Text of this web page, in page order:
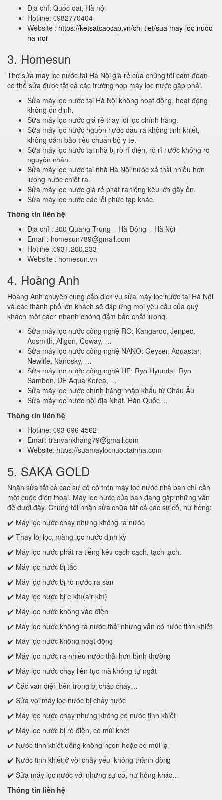
Địa chỉ: Quốc oai, Hà nội
Hotline: 0982770404
Website : https://ketsatcaocap.vn/chi-tiet/sua-may-loc-nuoc-
ha-noi
3. Homesun
Thợ sửa máy lọc nước tại Hà Nội giá rẻ của chúng tôi cam đoan
có thể sửa được tất cả các trường hợp máy lọc nước gặp phải.
Sửa máy lọc nước tại Hà Nội không hoạt động, hoạt động
không ổn định.
Sửa máy lọc nước giá rẻ thay lõi lọc chính hãng.
Sửa máy lọc nước nguồn nước đầu ra không tinh khiết,
không đảm bảo tiêu chuẩn bộ y tế.
Sửa máy lọc nước tại nhà bị rò rỉ điện, rò rỉ nước không rõ
nguyên nhân.
Sửa máy lọc nước tại nhà Hà Nội nước xả thải nhiều hơn
lượng nước chiết ra.
Sửa máy lọc nước giá rẻ phát ra tiếng kêu lớn gây ồn.
Sửa máy lọc nước các lỗi phức tạp khác.
Thông tin liên hệ
Địa chỉ : 200 Quang Trung – Hà Đông – Hà Nội
Email : homesun789@gmail.com
Hotline :0931.200.233
Website : homesun.vn
4. Hoàng Anh
Hoàng Anh chuyên cung cấp dịch vụ sửa máy lọc nước tại Hà Nội
và các thành phố lớn khách sẽ đáp ứng mọi yêu cầu của quý
khách một cách nhanh chóng đảm bảo chất lượng.
Sửa máy lọc nước công nghệ RO: Kangaroo, Jenpec,
Aosmith, Aligon, Coway, …
Sửa máy lọc nước công nghệ NANO: Geyser, Aquastar,
Newlife, Nanosky, …
Sửa máy lọc nước công nghệ UF: Ryo Hyundai, Ryo
Sambon, UF Aqua Korea, …
Sửa máy lọc nước chính hãng nhập khẩu từ Châu Âu
Sửa máy lọc nước nội địa Nhật, Hàn Quốc, ..
Thông tin liên hệ
Hotline: 093 696 4562
Email: tranvankhang79@gmail.com
Website: https://suamaylocnuoctainha.com
5. SAKA GOLD
Nhận sửa tất cả các sự cố có trên máy lọc nước nhà bạn chỉ cần
một cuộc điện thoại. Máy lọc nước của bạn đang gặp những vấn
đề dưới đây. Chúng tôi nhận sửa chữa tất cả các sự cố, hư hỏng:
✔️ Máy lọc nước chạy nhưng không ra nước
✔️ Thay lõi lọc, màng lọc nước định kỳ
✔️ Máy lọc nước phát ra tiếng kêu cạch cạch, tạch tạch.
✔️ Máy lọc nước bị tắc
✔️ Máy lọc nước bị rò nước ra sàn
✔️ Máy lọc nước bị e khí(air khí)
✔️ Máy lọc nước không vào điện
✔️ Máy lọc nước không ra nước thải nhưng vẫn có nước tinh khiết
✔️ Máy lọc nước không hoạt động
✔️ Máy lọc nước ra nhiều nước thải hơn bình thường
✔️ Máy lọc nước chạy liên tục mà không tự ngắt
✔️ Các van điện bên trong bị chập cháy…
✔️ Sửa vòi máy lọc nước bị chảy nước
✔️ Máy lọc nước chạy nhưng không có nước tinh khiết
✔️ Máy lọc nước bị rò điện, có mùi khét
✔️ Nước tinh khiết uống không ngon hoặc có mùi lạ
✔️ Nước tinh khiết ở vòi chảy yếu, không thành dòng
✔️ Sửa máy lọc nước với những sự cố, hư hỏng khác…
Thông tin liên hệ